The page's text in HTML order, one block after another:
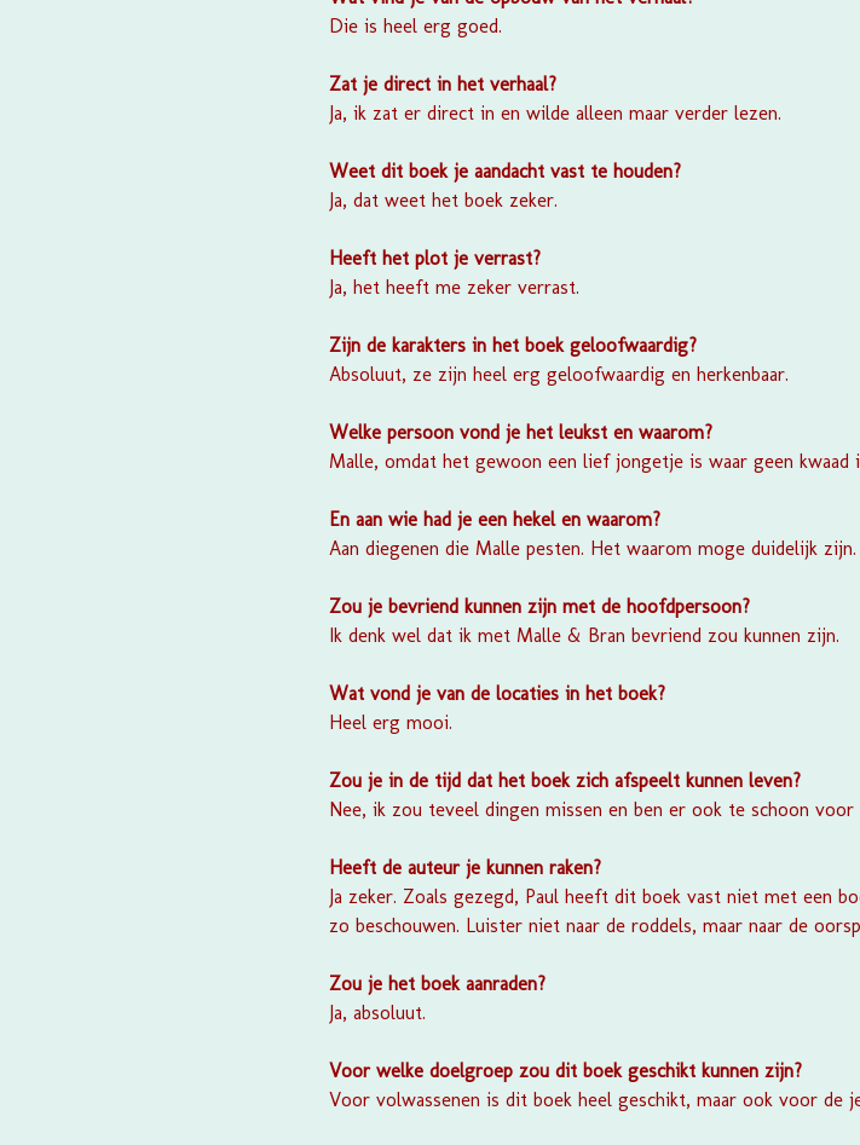
Die is heel erg goed.
Zat je direct in het verhaal?
Ja, ik zat er direct in en wilde alleen maar verder lezen.
Weet dit boek je aandacht vast te houden?
Ja, dat weet het boek zeker.
Heeft het plot je verrast?
Ja, het heeft me zeker verrast.
Zijn de karakters in het boek geloofwaardig?
Absoluut, ze zijn heel erg geloofwaardig en herkenbaar.
Welke persoon vond je het leukst en waarom?
Malle, omdat het gewoon een lief jongetje is waar geen kwaad
En aan wie had je een hekel en waarom?
Aan diegenen die Malle pesten. Het waarom moge duidelijk zijn.
Zou je bevriend kunnen zijn met de hoofdpersoon?
Ik denk wel dat ik met Malle & Bran bevriend zou kunnen zijn.
Wat vond je van de locaties in het boek?
Heel erg mooi.
Zou je in de tijd dat het boek zich afspeelt kunnen leven?
Nee, ik zou teveel dingen missen en ben er ook te schoon voor
Heeft de auteur je kunnen raken?
Ja zeker. Zoals gezegd, Paul heeft dit boek vast niet met een
zo beschouwen. Luister niet naar de roddels, maar naar de
Zou je het boek aanraden?
Ja, absoluut.
Voor welke doelgroep zou dit boek geschikt kunnen zijn?
Voor volwassenen is dit boek heel geschikt, maar ook voor de